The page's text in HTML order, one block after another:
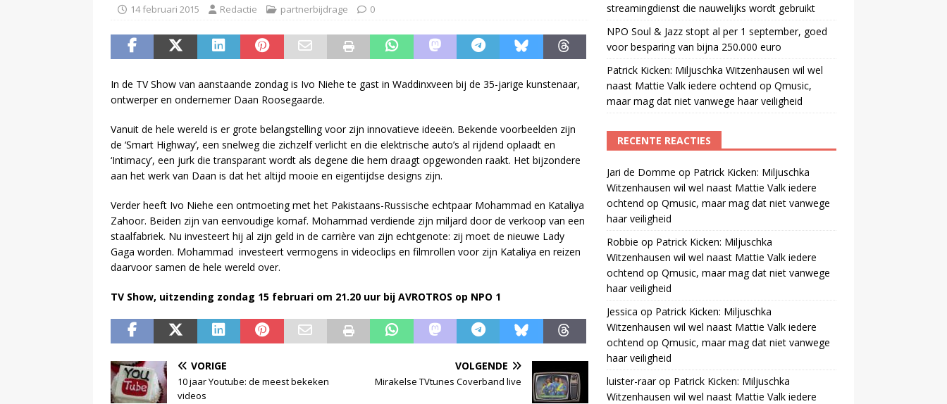
14 februari 2015 Redactie partnerbijdrage 0
In de TV Show van aanstaande zondag is Ivo Niehe te gast in Waddinxveen bij de 35-jarige kunstenaar,
ontwerper en ondernemer Daan Roosegaarde.
Vanuit de hele wereld is er grote belangstelling voor zijn innovatieve ideeën. Bekende voorbeelden zijn
de ‘Smart Highway’, een snelweg die zichzelf verlicht en die elektrische auto’s al rijdend oplaadt en
‘Intimacy’, een jurk die transparant wordt als degene die hem draagt opgewonden raakt. Het bijzondere
aan het werk van Daan is dat het altijd mooie en eigentijdse designs zijn.
Verder heeft Ivo Niehe een ontmoeting met het Pakistaans-Russische echtpaar Mohammad en Kataliya
Zahoor. Beiden zijn van eenvoudige komaf. Mohammad verdiende zijn miljard door de verkoop van een
staalfabriek. Nu investeert hij al zijn geld in de carrière van zijn echtgenote: zij moet de nieuwe Lady
Gaga worden. Mohammad investeert vermogens in videoclips en filmrollen voor zijn Kataliya en reizen
daarvoor samen de hele wereld over.
TV Show, uitzending zondag 15 februari om 21.20 uur bij AVROTROS op NPO 1
VORIGE
10 jaar Youtube: de meest bekeken
videos
VOLGENDE
Mirakelse TVtunes Coverband live
streamingdienst die nauwelijks wordt gebruikt
NPO Soul & Jazz stopt al per 1 september, goed
voor besparing van bijna 250.000 euro
Patrick Kicken: Miljuschka Witzenhausen wil wel
naast Mattie Valk iedere ochtend op Qmusic,
maar mag dat niet vanwege haar veiligheid
RECENTE REACTIES
Jari de Domme op Patrick Kicken: Miljuschka
Witzenhausen wil wel naast Mattie Valk iedere
ochtend op Qmusic, maar mag dat niet vanwege
haar veiligheid
Robbie op Patrick Kicken: Miljuschka
Witzenhausen wil wel naast Mattie Valk iedere
ochtend op Qmusic, maar mag dat niet vanwege
haar veiligheid
Jessica op Patrick Kicken: Miljuschka
Witzenhausen wil wel naast Mattie Valk iedere
ochtend op Qmusic, maar mag dat niet vanwege
haar veiligheid
luister-raarop Patrick Kicken: Miljuschka
Witzenhausen wil wel naast Mattie Valk iedere